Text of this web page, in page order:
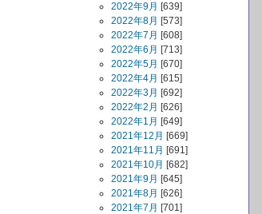
2022年9月 [639]
2022年8月 [573]
2022年7月 [608]
2022年6月 [713]
2022年5月 [670]
2022年4月 [615]
2022年3月 [692]
2022年2月 [626]
2022年1月 [649]
2021年12月 [669]
2021年11月 [691]
2021年10月 [682]
2021年9月 [645]
2021年8月 [626]
2021年7月 [701]